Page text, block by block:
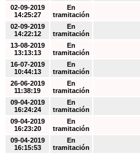
02-09-2019
14:25:27
En
tramitación
02-09-2019
14:22:12
En
tramitación
13-08-2019
13:13:13
En
tramitación
16-07-2019
10:44:13
En
tramitación
26-06-2019
11:38:19
En
tramitación
09-04-2019
16:24:24
En
tramitación
09-04-2019
16:23:20
En
tramitación
09-04-2019
16:15:53
En
tramitación